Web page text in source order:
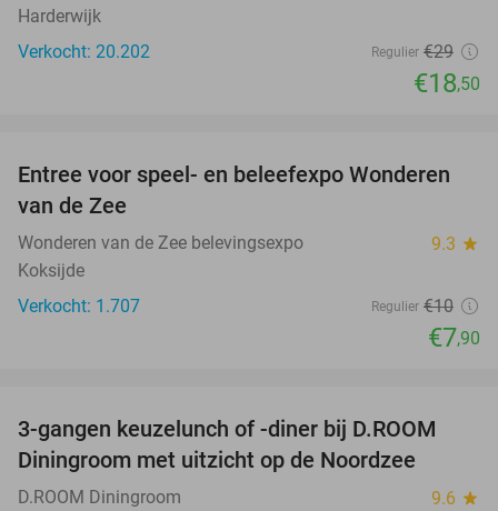
Harderwijk
Verkocht: 20.202
Regulier €29
€18,50
21%
Entree voor speel- en beleefexpo Wonderen
van de Zee
Wonderen van de Zee belevingsexpo 9.3 star
Koksijde
Verkocht: 1.707
Regulier €10
€7,90
29%
3-gangen keuzelunch of -diner bij D.ROOM
Diningroom met uitzicht op de Noordzee
D.ROOM Diningroom 9.6 star